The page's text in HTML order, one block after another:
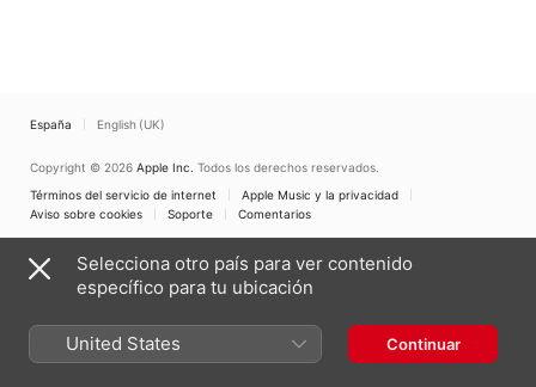
España English (UK)
Copyright © 2026 Apple Inc. Todos los derechos reservados.
Términos del servicio de internet
Apple Music y la privacidad
Aviso sobre cookies
Soporte Comentarios
Selecciona otro país para ver contenido
específico para tu ubicación
United States Continuar